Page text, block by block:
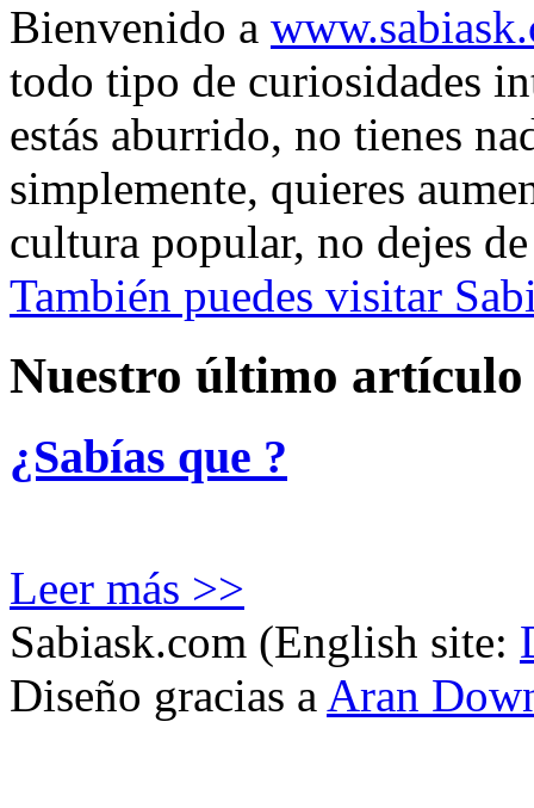
Bienvenido a
todo tipo de curiosidades
estás aburrido, no tienes
simplemente, quieres
cultura popular, no dejes
También puedes visitar
Nuestro último artículo
¿Sabías que ?
Leer más >>
Sabiask.com (English site:
Diseño gracias a Aran